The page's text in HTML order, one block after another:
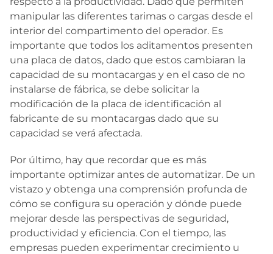
manipular las diferentes tarimas o cargas desde el
interior del compartimento del operador. Es
importante que todos los aditamentos presenten
una placa de datos, dado que estos cambiaran la
capacidad de su montacargas y en el caso de no
instalarse de fábrica, se debe solicitar la
modificación de la placa de identificación al
fabricante de su montacargas dado que su
capacidad se verá afectada.
Por último, hay que recordar que es más
importante optimizar antes de automatizar. De un
vistazo y obtenga una comprensión profunda de
cómo se configura su operación y dónde puede
mejorar desde las perspectivas de seguridad,
productividad y eficiencia. Con el tiempo, las
empresas pueden experimentar crecimiento u